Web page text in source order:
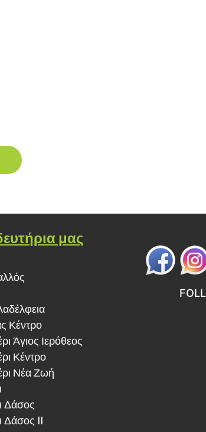
μας
Κέντρο
Άγιος Ιερόθεος
Κέντρο
Νέα Ζωή
Δάσος
Δάσος II